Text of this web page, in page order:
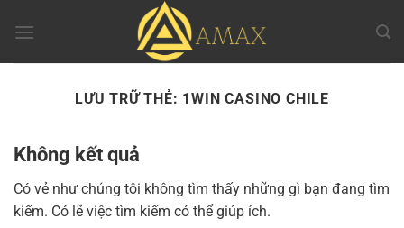
đến
LƯU TRỮ THẺ: 1WIN CASINO CHILE
Không kết quả
Có vẻ như chúng tôi không tìm thấy những gì bạn đang tìm
kiếm. Có lẽ việc tìm kiếm có thể giúp ích.